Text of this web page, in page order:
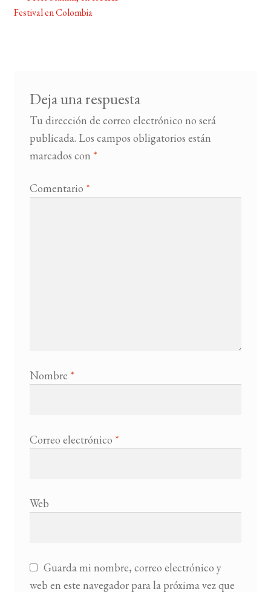
de
Festival en Colombia
Deja una respuesta
Tu dirección de correo electrónico no será
publicada. Los campos obligatorios están
marcados con *
Comentario *
Nombre *
Correo electrónico *
Web
Guarda mi nombre, correo electrónico y
web en este navegador para la próxima vez que